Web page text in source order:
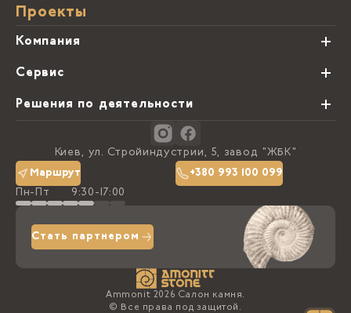
Проекты
Компания
О нас
Блог
Контакты
Политика конфиденциальности
Доставка та оплата
Сервис
Виды обработки камня
Решения по деятельности
Киев, ул. Стройиндустрии, 5, завод "ЖБК"
Маршрут
+380 993 100 099
Пн-Пт
9:30-17:00
Стать партнером
Ammonit 2026 Салон камня.
© Все права под защитой.